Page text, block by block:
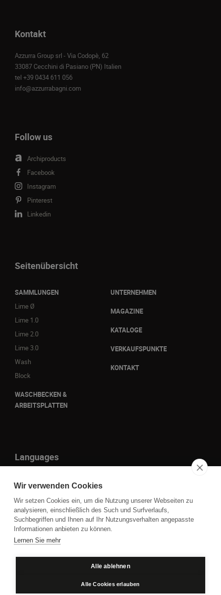
Kontakt
Azzurra Group srl - Via Codopè, 62
33087 Cecchini di Pasiano (PN) Italien
tel +39 0434 611 056
info@azzurrabagni.com
Follow us
Archiproducts
Facebook
Instagram
Pinterest
Linkedin
Seitenübersicht
SAMMLUNGEN
Lime Ø
Lime 1.0
Lime 2.0
Lime 3.0
Wash
Block
WASCHBECKEN &
ARBEITSPLATTEN
UNTERNEHMEN
MAGAZINE
KATALOGE
VERKAUFSPUNKTE
KONTAKT
Languages
de
P.IVA IT01109860930 - Cod. Fisc. 00850050261 © 2023
Cookie policy
Wir verwenden Cookies
Wir setzen Cookies ein, um die Nutzung unserer Webseiten zu
analysieren, einschließlich des Such und Surfverlaufs,
Suchbegriffen und Ihnen auf Ihr Nutzungsverhalten angepasste
Informationen anbieten zu können.
Lernen Sie mehr
Alle ablehnen
Alle Cookies erlauben